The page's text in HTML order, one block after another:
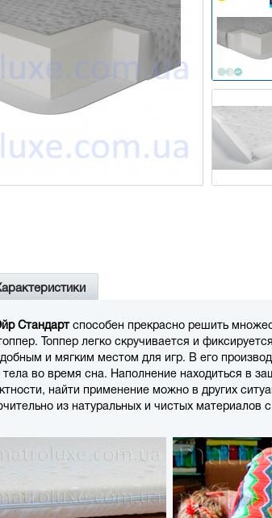
Стандартспособен прекрасно решить
Топпер легко скручивается и
и мягким местом для игр. В его
тела во время сна. Наполнение находиться в
найти применение можно в других
из натуральных и чистых материалов